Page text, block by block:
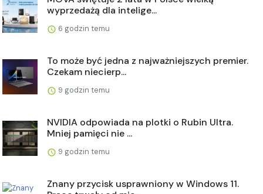
wyprzedażą dla intelige...
6 godzin temu
To może być jedna z najważniejszych premier.
Czekam niecierp...
9 godzin temu
NVIDIA odpowiada na plotki o Rubin Ultra.
Mniej pamięci nie ...
9 godzin temu
Znany przycisk usprawniony w Windows 11.